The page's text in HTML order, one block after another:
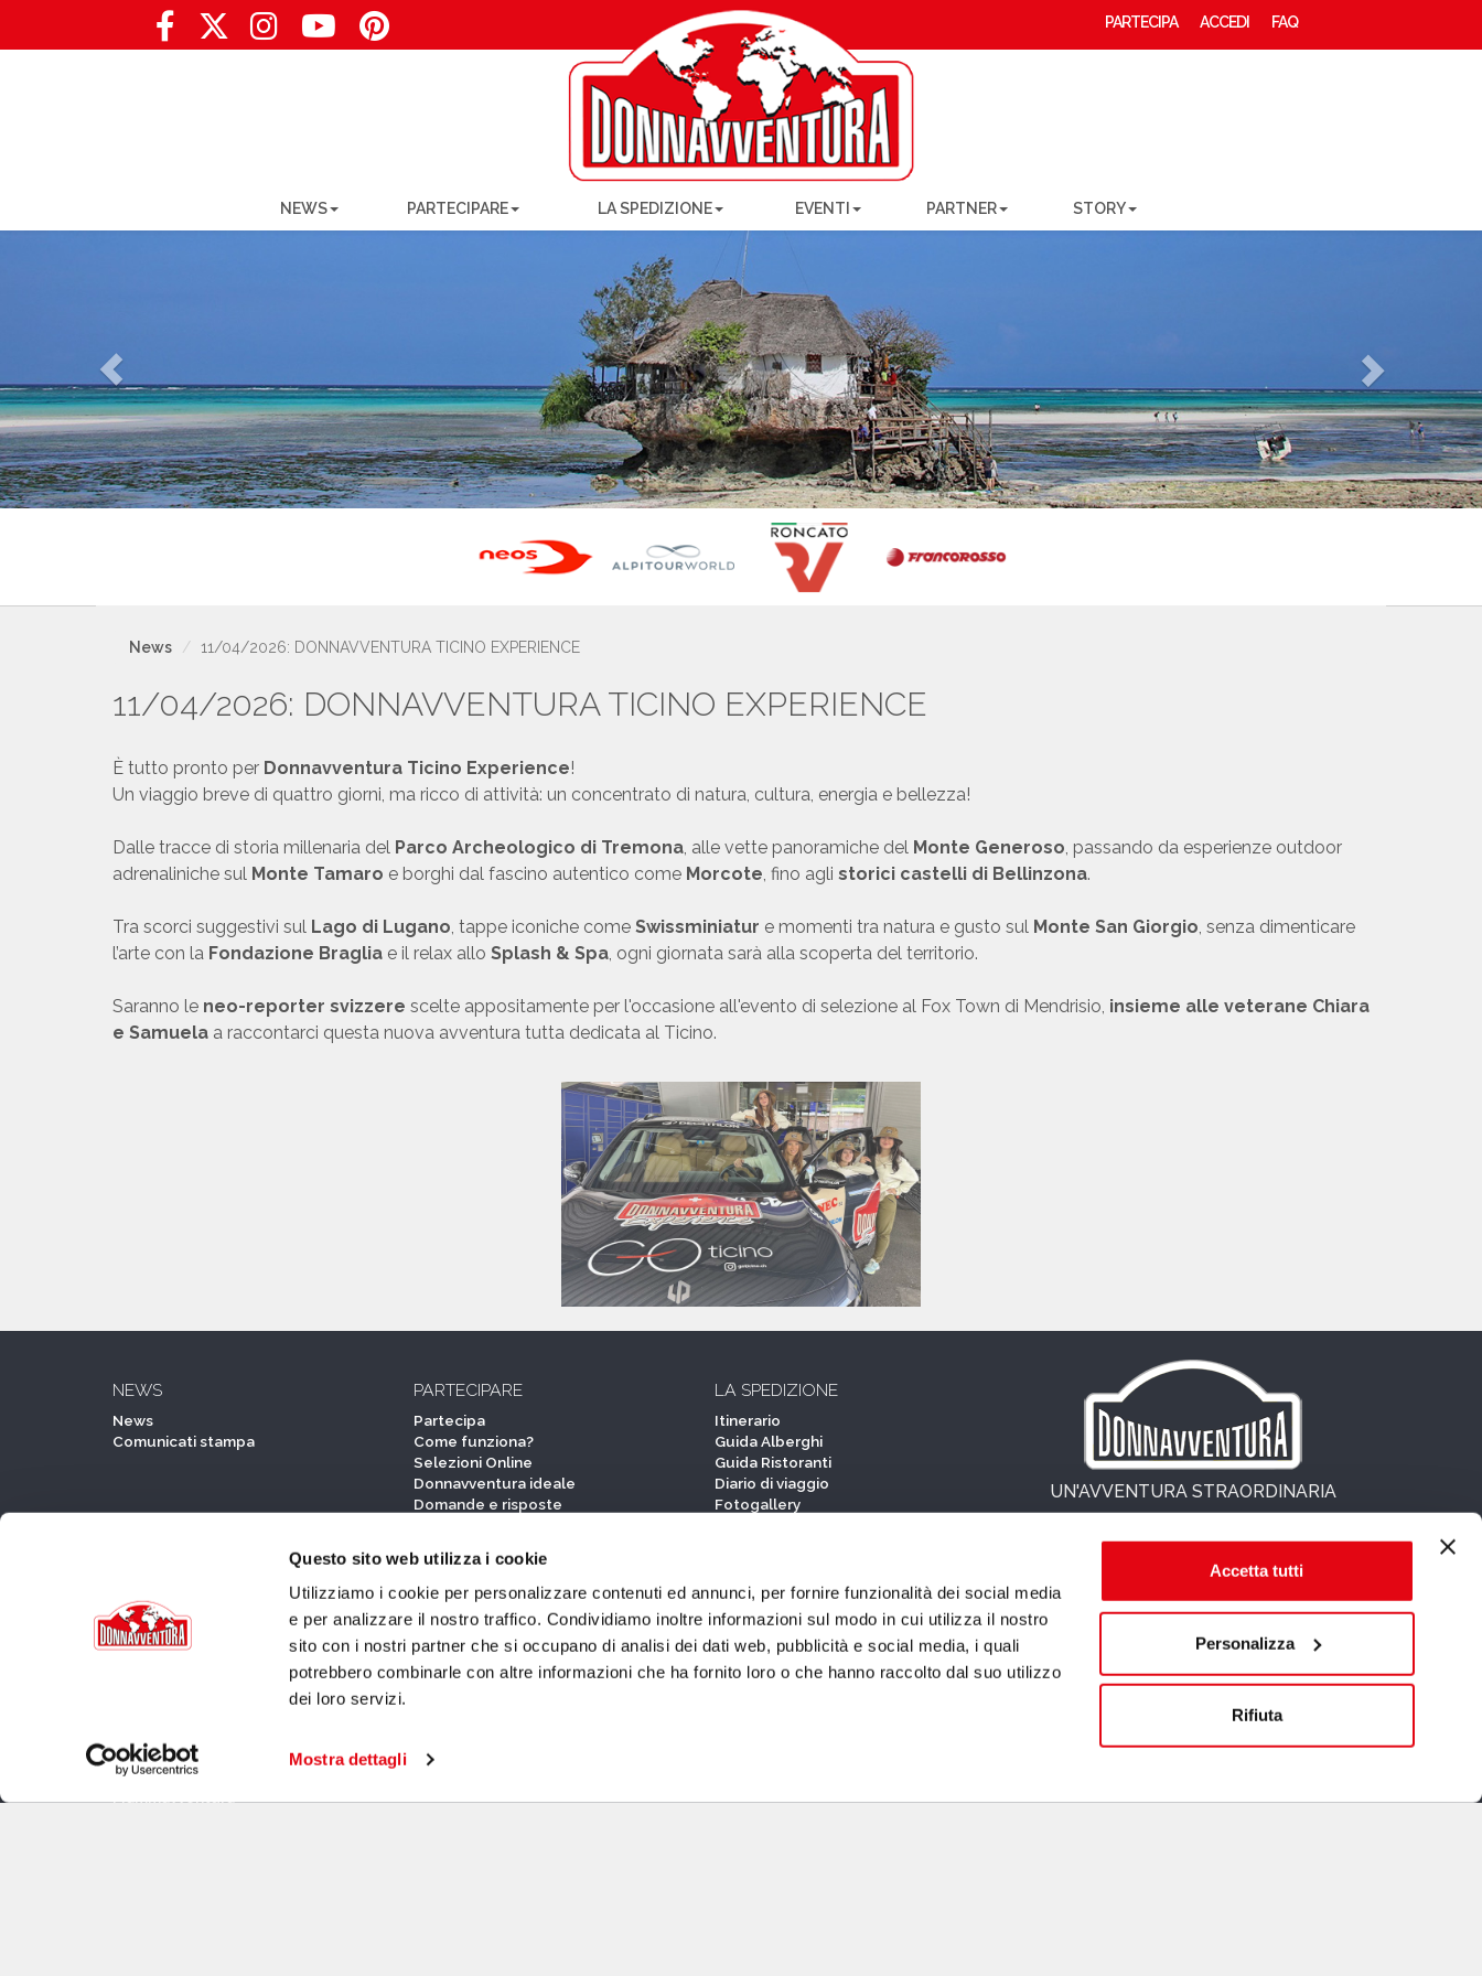
Questo sito web utilizza i cookie
Utilizziamo i cookie per personalizzare contenuti ed annunci, per fornire funzionalità dei social media
e per analizzare il nostro traffico. Condividiamo inoltre informazioni sul modo in cui utilizza il nostro
sito con i nostri partner che si occupano di analisi dei dati web, pubblicità e social media, i quali
potrebbero combinarle con altre informazioni che ha fornito loro o che hanno raccolto dal suo utilizzo
dei loro servizi.
Mostra dettagli
Accetta tutti
Personalizza
Rifiuta
PARTECIPA ACCEDI FAQ
NEWS PARTECIPARE LA SPEDIZIONE EVENTI PARTNER STORY
News 11/04/2026: DONNAVVENTURA TICINO EXPERIENCE
11/04/2026: DONNAVVENTURA TICINO EXPERIENCE
È tutto pronto per Donnavventura Ticino Experience!
Un viaggio breve di quattro giorni, ma ricco di attività: un concentrato di natura, cultura, energia e bellezza!
Dalle tracce di storia millenaria del Parco Archeologico di Tremona, alle vette panoramiche del Monte Generoso, passando da esperienze outdoor
adrenaliniche sul Monte Tamaro e borghi dal fascino autentico come Morcote, fino agli storici castelli di Bellinzona.
Tra scorci suggestivi sul Lago di Lugano, tappe iconiche come Swissminiatur e momenti tra natura e gusto sul Monte San Giorgio, senza dimenticare
l’arte con la Fondazione Braglia e il relax allo Splash & Spa, ogni giornata sarà alla scoperta del territorio.
Saranno le neo-reporter svizzere scelte appositamente per l'occasione all'evento di selezione al Fox Town di Mendrisio, insieme alle veterane Chiara
e Samuela a raccontarci questa nuova avventura tutta dedicata al Ticino.
NEWS
News
Comunicati stampa
PARTECIPARE
Partecipa
Come funziona?
Selezioni Online
Donnavventura ideale
Domande e risposte
LA SPEDIZIONE
Itinerario
Guida Alberghi
Guida Ristoranti
Diario di viaggio
Fotogallery
EVENTI
EVENTI
Selezioni
Donnavventura Experience
Lady Experience - Senegal
Lady Experience - Tunisia
Mammavventura
PARTNER
Fornitori ufficiali
Travel partner
STORY
Donnavventura Story
Le Superveterane
Le veterane
UN'AVVENTURA STRAORDINARIA